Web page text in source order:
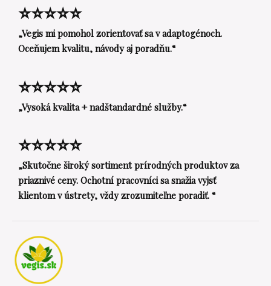
⭐⭐⭐⭐⭐
„Vegis mi pomohol zorientovať sa v adaptogénoch.
Oceňujem kvalitu, návody aj poradňu.“
⭐⭐⭐⭐⭐
„Vysoká kvalita + nadštandardné služby.“
⭐⭐⭐⭐⭐
„Skutočne široký sortiment prírodných produktov za
priaznivé ceny. Ochotní pracovníci sa snažia vyjsť
klientom v ústrety, vždy zrozumiteľne poradiť. “